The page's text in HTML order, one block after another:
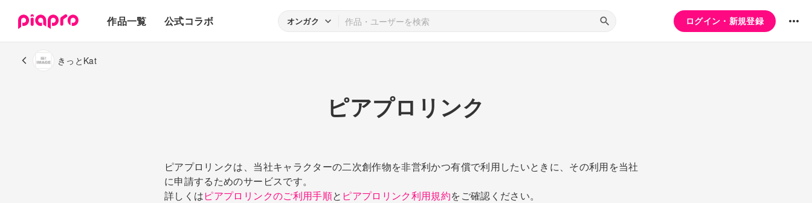
作品一覧
3Dモデル
公式コラボ オンガク ログイン・新規登録
きっとKat
ピアプロリンク
ピアプロリンクは、当社キャラクターの二次創作物を非営利かつ有償で利用したいときに、その利用を当社
に申請するためのサービスです。
詳しくはピアプロリンクのご利用手順と ピアプロリンク利用規約をご確認ください。